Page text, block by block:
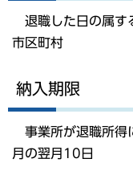
退職した日の属す
市区町村
納入期限
事業所が退職所得
月の翌月10日